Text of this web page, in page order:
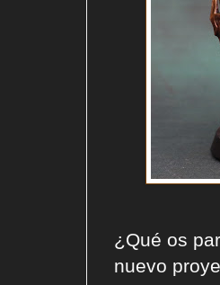
¿Qué os
nuevo